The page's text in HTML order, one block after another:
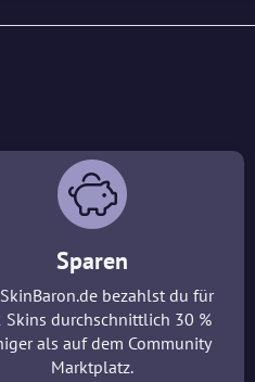
Sparen
bezahlst du für
Skins durchschnittlich 30 %
als auf dem Community
Marktplatz.